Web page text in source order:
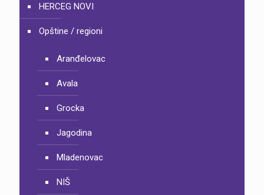
HERCEG NOVI
Opštine / regioni
Aranđelovac
Avala
Grocka
Jagodina
Mladenovac
NIŠ